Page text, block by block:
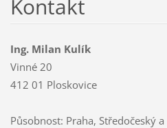
Kontakt
Ing. Milan Kulík
Vinné 20
412 01 Ploskovice
Působnost: Praha, Středočeský